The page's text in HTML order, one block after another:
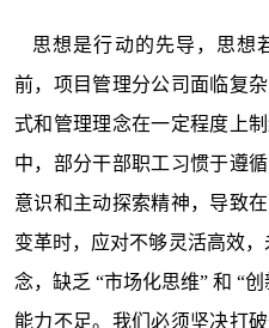
思想是行动的先导，思想
前，项目管理分公司面临复
式和管理理念在一定程度上
中，部分干部职工习惯于遵
意识和主动探索精神，导致
变革时，应对不够灵活高效
念，缺乏 “市场化思维” 和 “
能力不足。我们必须坚决打